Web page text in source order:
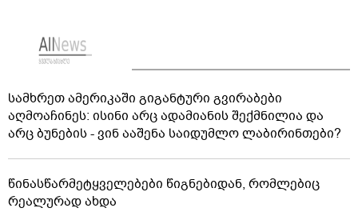
სამხრეთ ამერიკაში გიგანტური გვირაბები
აღმოაჩინეს: ისინი არც ადამიანის შექმნილია და
არც ბუნების - ვინ ააშენა საიდუმლო ლაბირინთები?
წინასწარმეტყველებები წიგნებიდან, რომლებიც
რეალურად ახდა